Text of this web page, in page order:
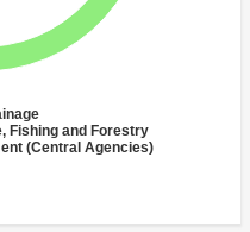
Fishing and Forestry
(Central Agencies)